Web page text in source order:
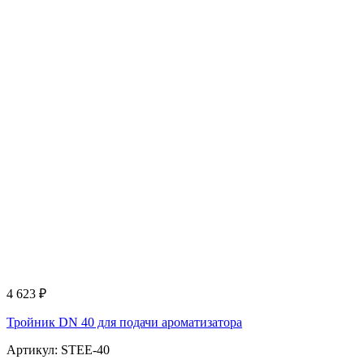
4 623 ₽
Тройник DN 40 для подачи ароматизатора
Артикул: STEE-40